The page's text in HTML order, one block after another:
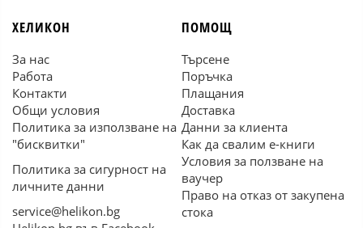
ХЕЛИКОН
За нас
Работа
Контакти
Общи условия
Политика за използване на
"бисквитки"
Политика за сигурност на
личните данни
service@helikon.bg
ПОМОЩ
Търсене
Поръчка
Плащания
Доставка
Данни за клиента
Как да свалим е-книги
Условия за ползване на
ваучер
Право на отказ от закупена
стока